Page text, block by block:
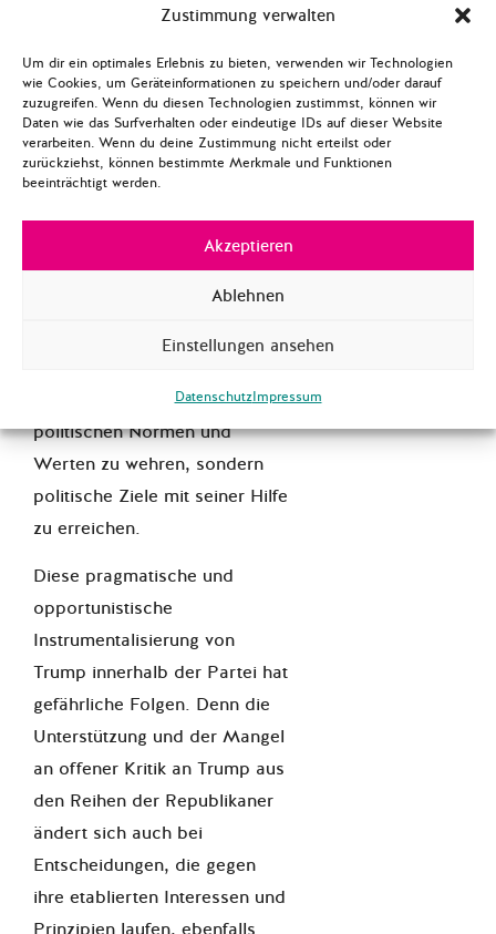
Zustimmung verwalten
Um dir ein optimales Erlebnis zu bieten, verwenden wir Technologien
wie Cookies, um Geräteinformationen zu speichern und/oder darauf
zuzugreifen. Wenn du diesen Technologien zustimmst, können wir
Daten wie das Surfverhalten oder eindeutige IDs auf dieser Website
verarbeiten. Wenn du deine Zustimmung nicht erteilst oder
zurückziehst, können bestimmte Merkmale und Funktionen
beeinträchtigt werden.
Akzeptieren
Ablehnen
Einstellungen ansehen
DatenschutzImpressum
härtesten Trump Kritiker, wie
Corker haben fürdie
Steuerreform gestimmtund
Neil Gorsuch als
Verfassungsrichterbestätigt.
republikanischen Präsidenten
nicht möglich gewesen.
Republiken nicht zwangsläufig
und sich gegen den Verfall von
politischen Normen und
Werten zu wehren, sondern
politische Ziele mit seiner Hilfe
zu erreichen.
Diese pragmatische und
opportunistische
Instrumentalisierung von
Trump innerhalb der Partei hat
gefährliche Folgen. Denn die
Unterstützung und der Mangel
an offener Kritik an Trump aus
den Reihen der Republikaner
ändert sich auch bei
Entscheidungen, die gegen
ihre etablierten Interessen und